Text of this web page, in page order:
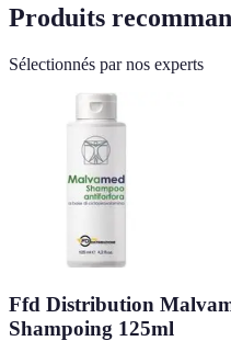
Produits
Sélectionnés par nos experts
Ffd Distribution
Shampoing 125ml